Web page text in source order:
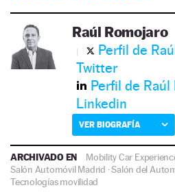
Raúl Romojaro
Perfil de
Twitter
Perfil de
Linkedin
VER BIOGRAFÍA
ARCHIVADO EN Mobility Car
Salón Automóvil Madrid ·Salón del
Tecnologías movilidad